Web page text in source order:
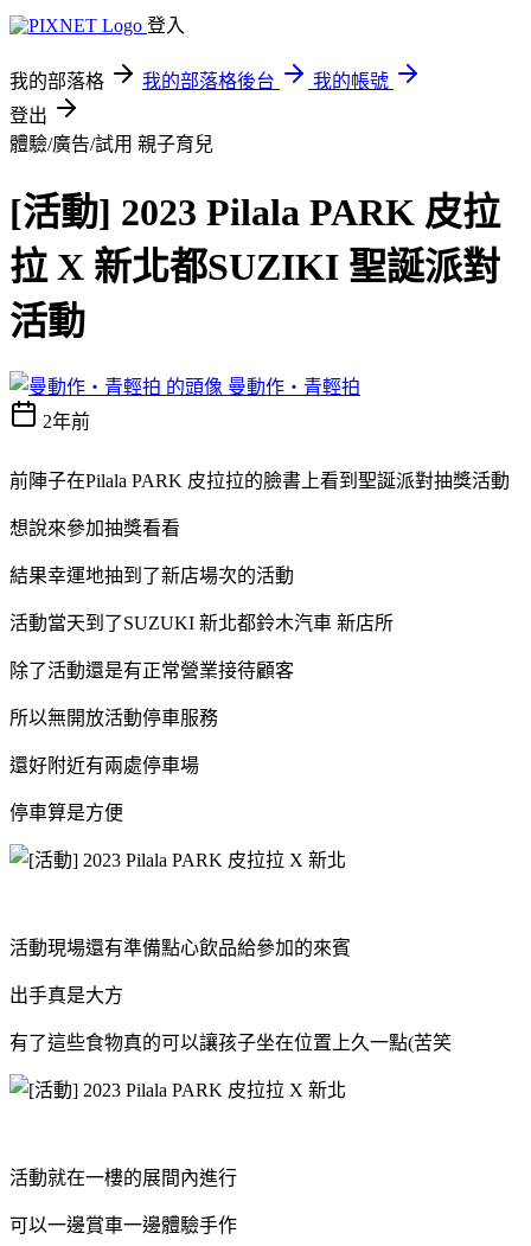
登入
我的部落格 我的部落格後台
我的帳號
登出
體驗/廣告/試用 親子育兒
[活動] 2023 Pilala PARK 皮拉
拉 X 新北都SUZIKI 聖誕派對
活動
曼動作‧青輕拍
2年前
前陣子在Pilala PARK 皮拉拉的臉書上看到聖誕派對抽獎活動
想說來參加抽獎看看
結果幸運地抽到了新店場次的活動
活動當天到了SUZUKI 新北都鈴木汽車 新店所
除了活動還是有正常營業接待顧客
所以無開放活動停車服務
還好附近有兩處停車場
停車算是方便
活動現場還有準備點心飲品給參加的來賓
出手真是大方
有了這些食物真的可以讓孩子坐在位置上久一點(苦笑
活動就在一樓的展間內進行
可以一邊賞車一邊體驗手作